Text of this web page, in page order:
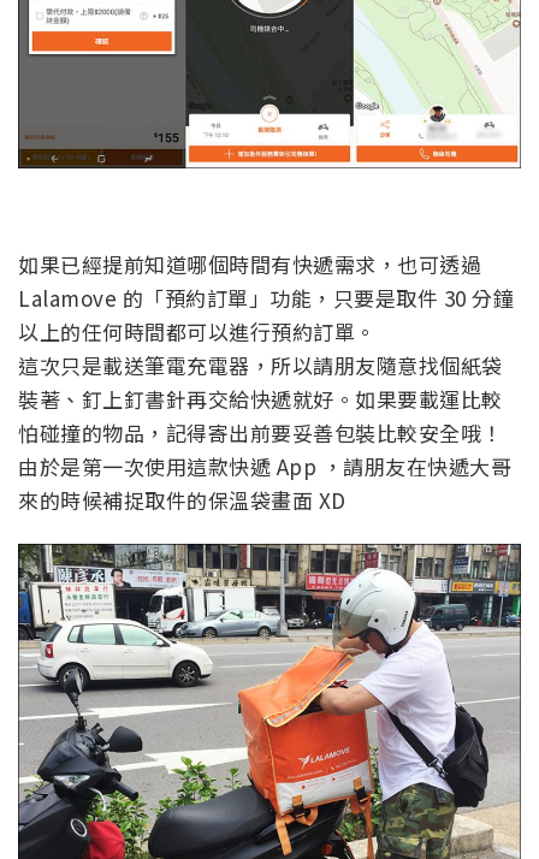
如果已經提前知道哪個時間有快遞需求，也可透過
Lalamove 的「預約訂單」功能，只要是取件 30 分鐘
以上的任何時間都可以進行預約訂單。
這次只是載送筆電充電器，所以請朋友隨意找個紙袋
裝著、釘上釘書針再交給快遞就好。如果要載運比較
怕碰撞的物品，記得寄出前要妥善包裝比較安全哦！
由於是第一次使用這款快遞 App ，請朋友在快遞大哥
來的時候補捉取件的保溫袋畫面 XD